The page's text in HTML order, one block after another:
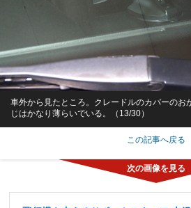
車外から見たところ。クレードルのカバーのお
じはかなり薄らいでいる。（13/30）
この記事へ戻る